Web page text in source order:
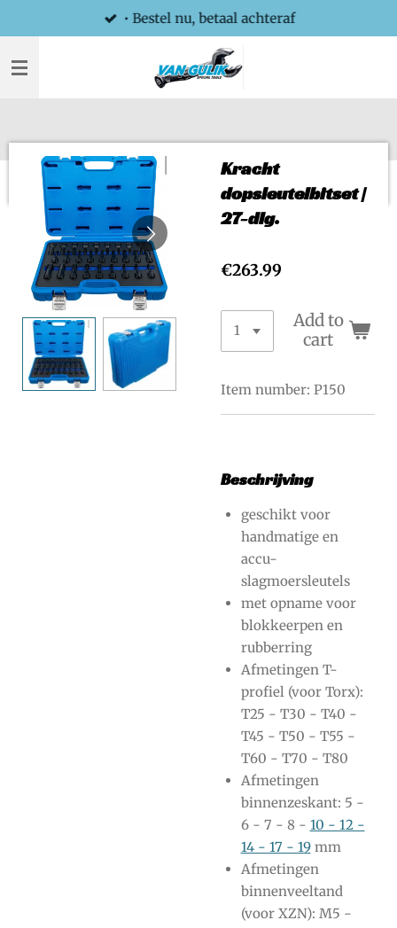
to
main
• Bestel nu, betaal achteraf
Kracht
dopsleutelbitset |
27-dlg.
€263.99
Add to
cart
Item number: P150
Beschrijving
geschikt voor
handmatige en
accu-
slagmoersleutels
met opname voor
blokkeerpen en
rubberring
Afmetingen T-
profiel (voor Torx):
T25 - T30 - T40 -
T45 - T50 - T55 -
T60 - T70 - T80
Afmetingen
binnenzeskant: 5 -
6 - 7 - 8 - 10 - 12 -
14 - 17 - 19mm
Afmetingen
binnenveeltand
(voor XZN): M5 -